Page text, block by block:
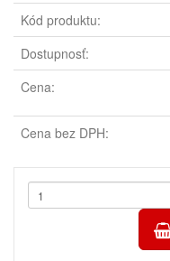
Kód produktu:
Dostupnosť:
Cena:
Cena bez DPH: